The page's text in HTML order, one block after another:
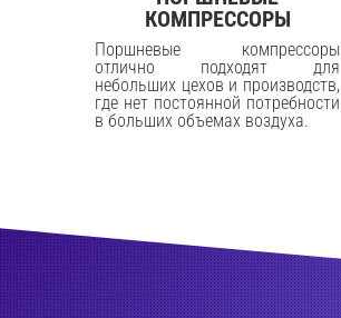
КОМПРЕССОРЫ
Поршневые компрессоры
отлично подходят для
небольших цехов и производств,
где нет постоянной потребности
в больших объемах воздуха.